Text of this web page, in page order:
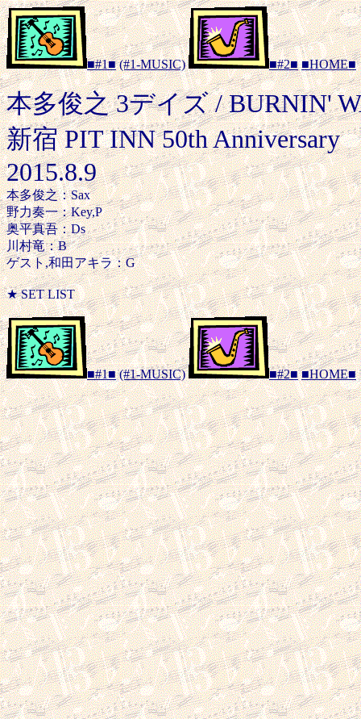
■#1■ (#1-MUSIC) ■#2■ ■HOME■
本多俊之 3デイズ / BURNIN'
新宿 PIT INN 50th Anniversary
2015.8.9
本多俊之：Sax
野力奏一：Key,P
奥平真吾：Ds
川村竜：B
ゲスト,和田アキラ：G
★ SET LIST
■#1■ (#1-MUSIC) ■#2■ ■HOME■